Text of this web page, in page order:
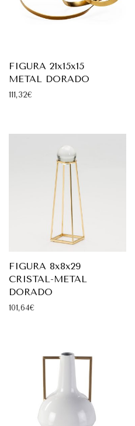
FIGURA 21x15x15
METAL DORADO
111,32€
FIGURA 8x8x29
CRISTAL-METAL
DORADO
101,64€